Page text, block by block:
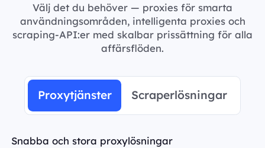
Välj det du behöver — proxies för smarta
användningsområden, intelligenta proxies och
scraping-API:er med skalbar prissättning för alla
affärsflöden.
Proxytjänster Scraperlösningar
Snabba och stora proxylösningar